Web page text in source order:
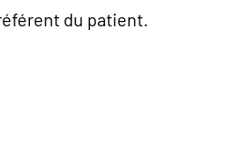
du patient.